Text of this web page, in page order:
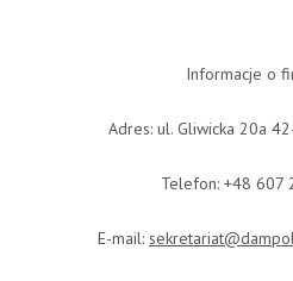
Informacje o
Adres: ul. Gliwicka 20a
Telefon: +48 607
E-mail: